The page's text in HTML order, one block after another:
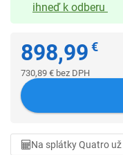
ihneď k odberu
898,99 €
730,89 € bez DPH
Na splátky Quatro už